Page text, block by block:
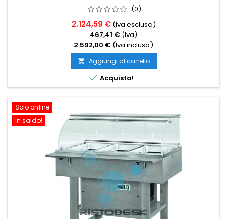
(0)
2.124,59 € (Iva esclusa)
467,41 € (Iva)
2.592,00 € (Iva inclusa)
 Aggiungi al carrello
 Acquista!
Solo online
In saldo!